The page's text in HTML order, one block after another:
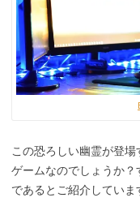
この恐ろしい幽霊が登
ゲームなのでしょうか
であるとご紹介してい